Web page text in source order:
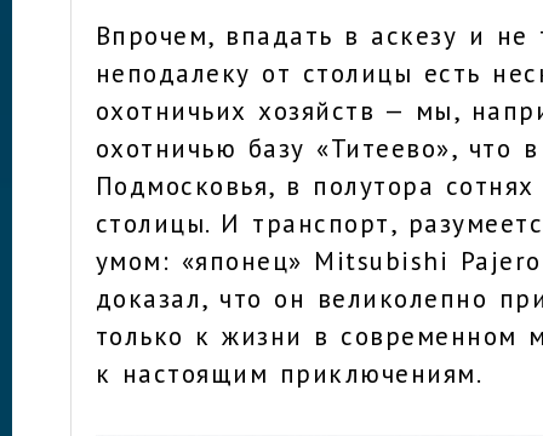
Впрочем, впадать в аскезу и не
неподалеку от столицы есть
охотничьих хозяйств — мы,
охотничью базу «Титеево», что
Подмосковья, в полутора
столицы. И транспорт,
умом: «японец» Mitsubishi
доказал, что он великолепно
только к жизни в современном
к настоящим приключениям.